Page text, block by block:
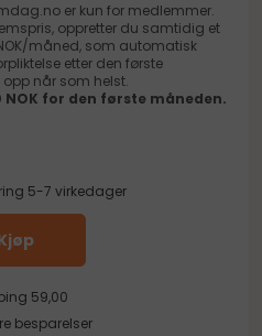
er kun for medlemmer.
oppretter du samtidig et
måned, som automatisk
etter den første
når som helst.
NOK for den første måneden.
5-7 virkedager
59,00
besparelser